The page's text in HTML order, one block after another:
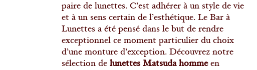
paire de lunettes. C’est adhérer à un style de vie
et à un sens certain de l’esthétique. Le Bar à
Lunettes a été pensé dans le but de rendre
exceptionnel ce moment particulier du choix
d’une monture d’exception. Découvrez notre
sélection de lunettes Matsuda hommeen